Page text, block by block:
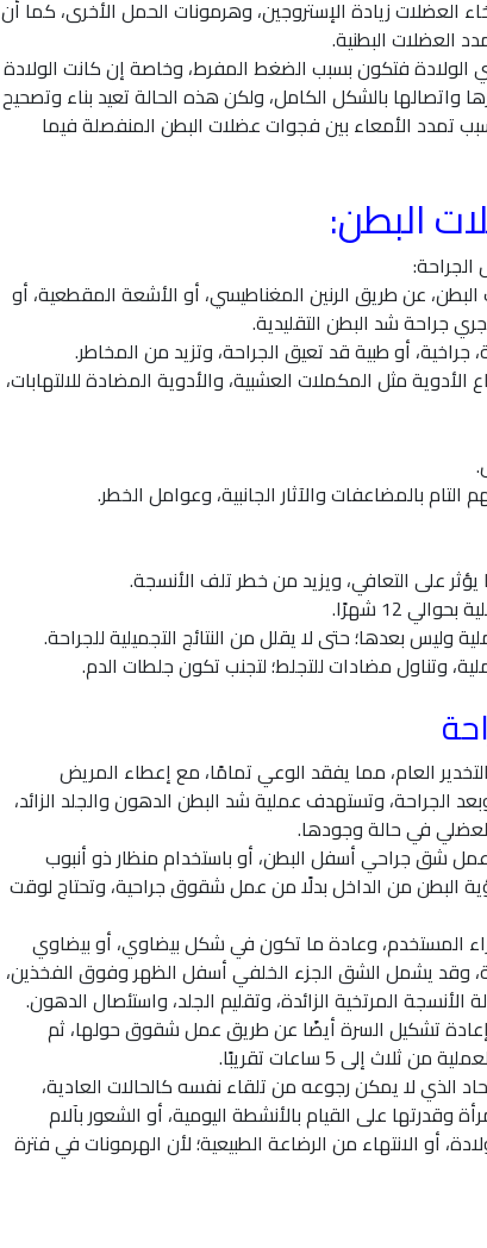
العضلات زيادة الإستروجين، وهرمونات الحمل الأخرى، كما أن
العضلات البطنية.
الولادة فتكون بسبب الضغط المفرط، وخاصة إن كانت الولادة
بالشكل الكامل، ولكن هذه الحالة تعيد بناء وتصحيح
تمدد الأمعاء بين فجوات عضلات البطن المنفصلة فيما
البطن:
عن طريق الرنين المغناطيسي، أو الأشعة المقطعية، أو
جراحة شد البطن التقليدية.
أو طبية قد تعيق الجراحة، وتزيد من المخاطر.
مثل المكملات العشبية، والأدوية المضادة للالتهابات،
بالمضاعفات والآثار الجانبية، وعوامل الخطر.
على التعافي، ويزيد من خطر تلف الأنسجة.
12 شهرًا.
وليس بعدها؛ حتى لا يقلل من النتائج التجميلية للجراحة.
وتناول مضادات للتجلط؛ لتجنب تكون جلطات الدم.
العام، مما يفقد الوعي تمامًا، مع إعطاء المريض
وبعد الجراحة، وتستهدف عملية شد البطن الدهون والجلد الزائد،
في حالة وجودها.
شق جراحي أسفل البطن، أو باستخدام منظار ذو أنبوب
البطن من الداخل بدلًا من عمل شقوق جراحية، وتحتاج لوقت
المستخدم، وعادة ما تكون في شكل بيضاوي، أو بيضاوي
وقد يشمل الشق الجزء الخلفي أسفل الظهر وفوق الفخذين،
المرتخية الزائدة، وتقليم الجلد، واستئصال الدهون.
إعادة تشكيل السرة أيضًا عن طريق عمل شقوق حولها، ثم
إلى 5 ساعات تقريبًا.
الذي لا يمكن رجوعه من تلقاء نفسه كالحالات العادية،
على القيام بالأنشطة اليومية، أو الشعور بآلام
أو الانتهاء من الرضاعة الطبيعية؛ لأن الهرمونات في فترة